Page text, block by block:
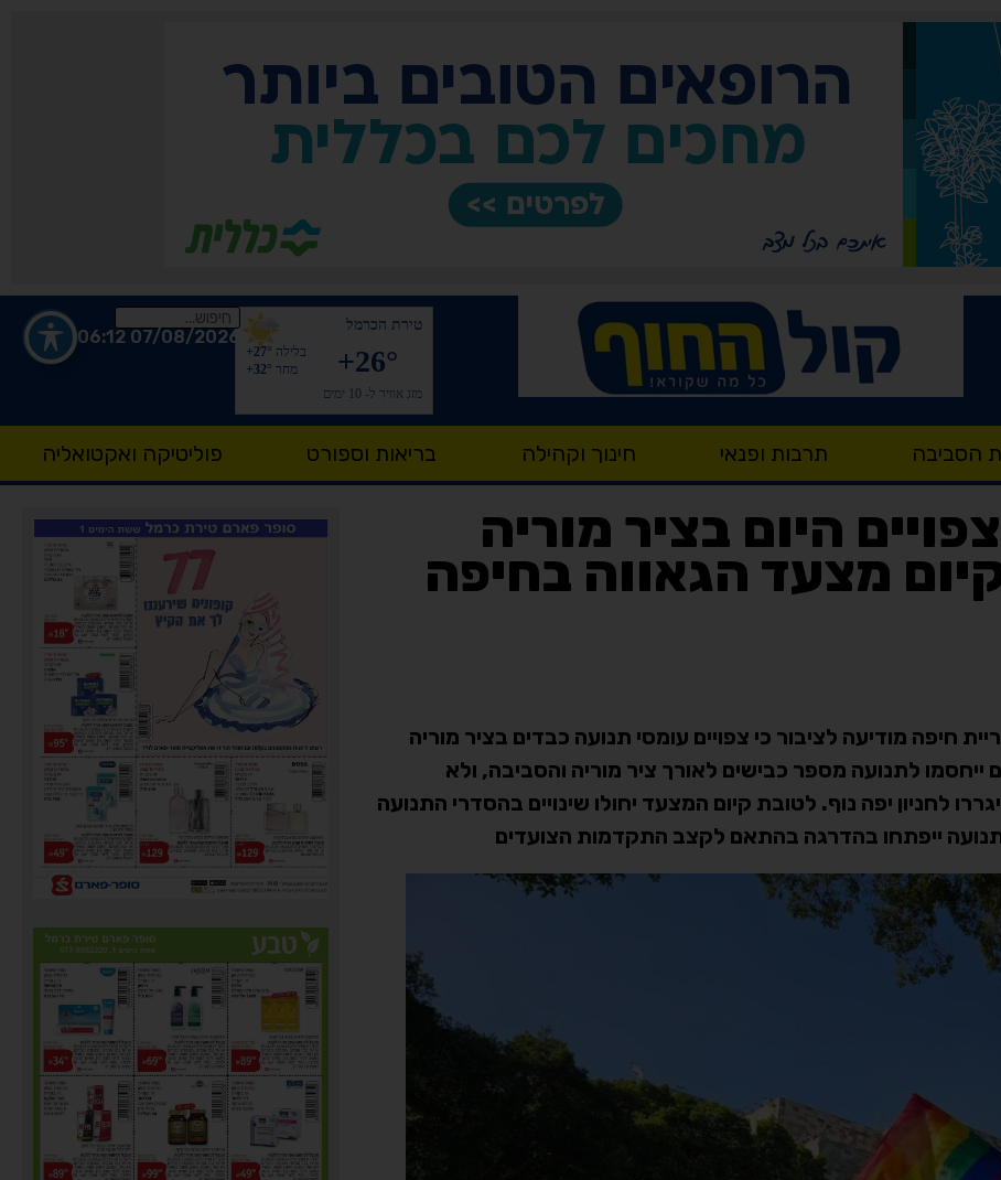
טירת הכרמל
+26° בלילה +27°
מחר +32°
מזג אוויר ל- 10 ימים
07/08/2026 06:12
הסביבה תרבות ופנאי חינוך וקהילה בריאות וספורט פוליטיקה ואקטואליה
היום בציר מוריה
מצעד הגאווה בחיפה
חיפה מודיעה לציבור כי צפויים עומסי תנועה כבדים בציר מוריה
כאשר החל מהשעה 14:00 בצהריים ייחסמו לתנועה מספר כבישים לאורך ציר מוריה והסביבה, ולא
לחניון יפה נוף. לטובת קיום המצעד יחולו שינויים בהסדרי התנועה
ייפתחו בהדרגה בהתאם לקצב התקדמות הצועדים